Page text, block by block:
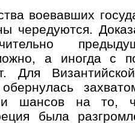
воевавших
чередуются.
а иногда с
Для
и шансов на то,
была